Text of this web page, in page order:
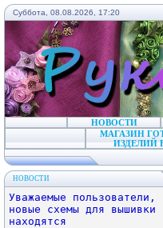
Суббота, 08.08.2026, 17:20
НОВОСТИ
МАГАЗИН
ИЗДЕЛИЙ
НОВОСТИ
Уважаемые пользователи,
новые схемы для вышивки
находятся